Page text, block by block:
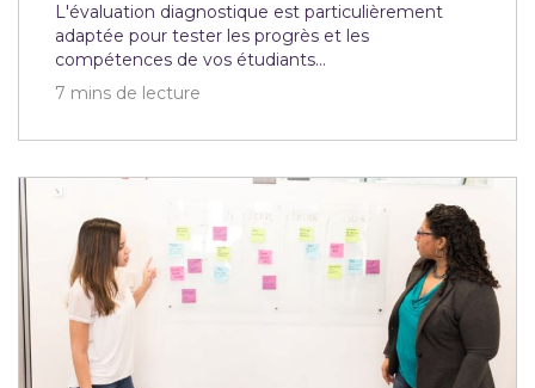
L'évaluation diagnostique est particulièrement
adaptée pour tester les progrès et les
compétences de vos étudiants...
7 mins de lecture